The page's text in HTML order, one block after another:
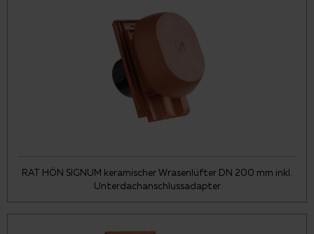
RAT HÖN SIGNUM keramischer Wrasenlüfter DN 200 mm inkl.
Unterdachanschlussadapter